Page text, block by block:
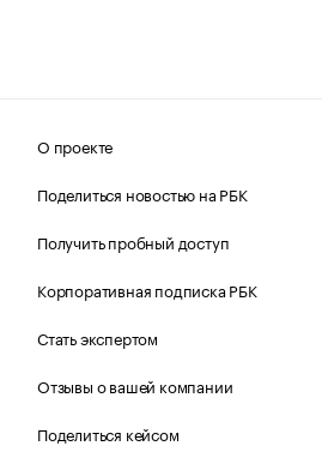
О проекте
Поделиться новостью на РБК
Получить пробный доступ
Корпоративная подписка РБК
Стать экспертом
Отзывы о вашей компании
Поделиться кейсом